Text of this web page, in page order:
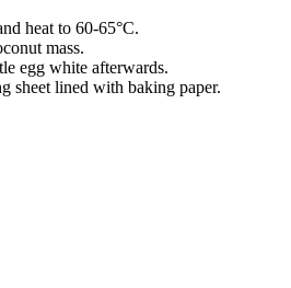
heat to 60-65°C.
mass.
egg white afterwards.
sheet lined with baking paper.